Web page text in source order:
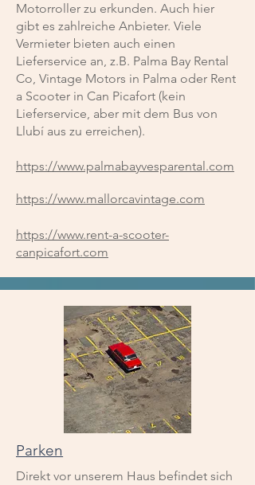
Motorroller zu erkunden. Auch hier
gibt es zahlreiche Anbieter. Viele
Vermieter bieten auch einen
Lieferservice an, z.B. Palma Bay Rental
Co, Vintage Motors in Palma oder Rent
a Scooter in Can Picafort (kein
Lieferservice, aber mit dem Bus von
Llubí aus zu erreichen).
https://www.palmabayvesparental.com
https://www.mallorcavintage.com
https://www.rent-a-scooter-
canpicafort.com
Parken
Direkt vor unserem Haus befindet sich